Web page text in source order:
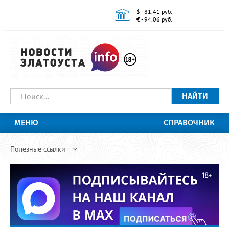
$ - 81.41 руб.
€ - 94.06 руб.
НАЙТИ
МЕНЮ СПРАВОЧНИК
Полезные ссылки